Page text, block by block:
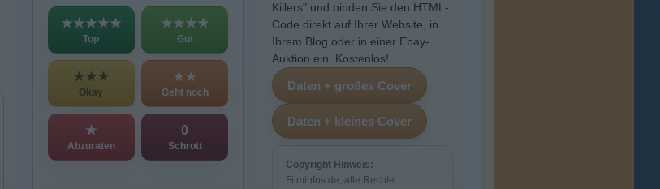
★★★★★
Top
★★★★
Gut
★★★
Okay
★★
Geht noch
★
Abzuraten
0
Schrott
Killers" und binden Sie den HTML-
Code direkt auf Ihrer Website, in
Ihrem Blog oder in einer Ebay-
Auktion ein. Kostenlos!
Copyright Hinweis:
Filminfos.de, alle Rechte